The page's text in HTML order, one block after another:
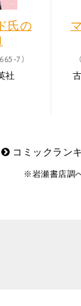
氏の
7）
社
コミックラン
※岩瀬書店調